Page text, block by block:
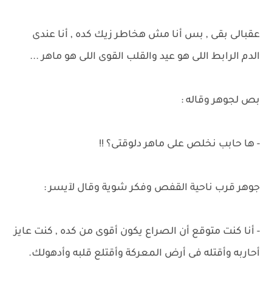
عقبالى بقى , بس أنا مش هخاطر زيك كده , أنا عندى
الدم الرابط اللى هو عيد والقلب القوى اللى هو ماهر ...
بص لجوهر وقاله :
- ها حابب نخلص على ماهر دلوقتى؟ !!
جوهر قرب ناحية القفص وفكر شوية وقال لآيسر :
- أنا كنت متوقع أن الصراع يكون أقوى من كده , كنت عايز
أحاربه وأقتله فى أرض المعركة وأقتلع قلبه وأدهولك.